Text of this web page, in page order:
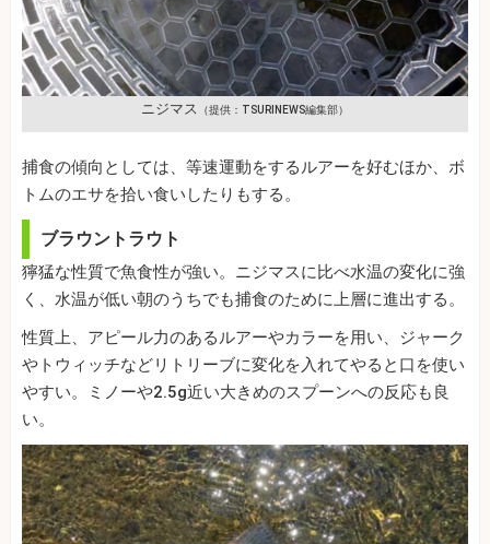
ニジマス （提供：TSURINEWS編集部）
捕食の傾向としては、等速運動をするルアーを好むほか、ボ
トムのエサを拾い食いしたりもする。
ブラウントラウト
獰猛な性質で魚食性が強い。ニジマスに比べ水温の変化に強
く、水温が低い朝のうちでも捕食のために上層に進出する。
性質上、アピール力のあるルアーやカラーを用い、ジャーク
やトウィッチなどリトリーブに変化を入れてやると口を使い
やすい。ミノーや2.5g近い大きめのスプーンへの反応も良
い。